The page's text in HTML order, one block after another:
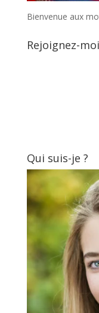
Bienvenue aux
Rejoignez-
Qui suis-je ?